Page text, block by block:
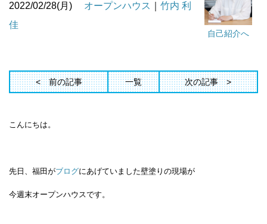
自己紹介へ
2022/02/28(月)
オープンハウス
竹内 利
佳
前の記事 一覧 次の記事
こんにちは。
先日、福田がブログにあげていました壁塗りの現場が
今週末オープンハウスです。